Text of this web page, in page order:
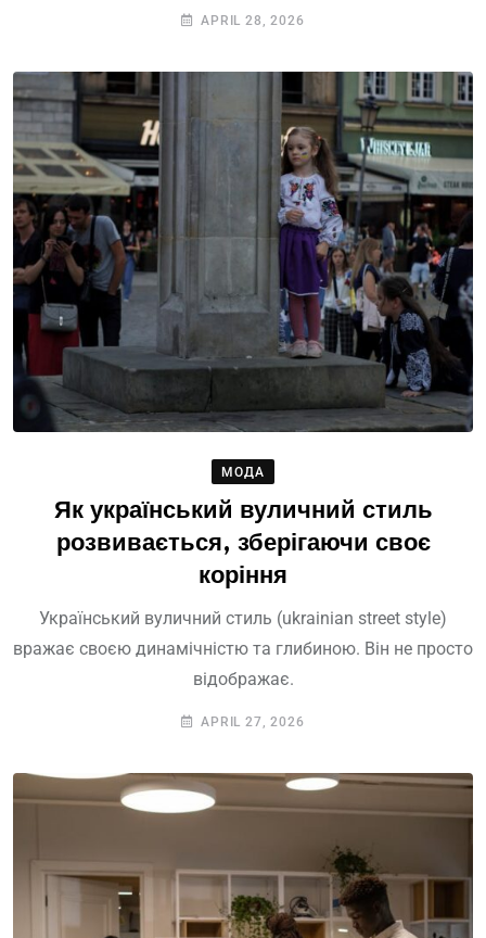
APRIL 28, 2026
МОДА
Як український вуличний стиль
розвивається, зберігаючи своє
коріння
Український вуличний стиль (ukrainian street style)
вражає своєю динамічністю та глибиною. Він не просто
відображає.
APRIL 27, 2026